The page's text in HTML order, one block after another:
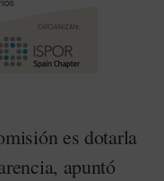
es dotarla
apuntó